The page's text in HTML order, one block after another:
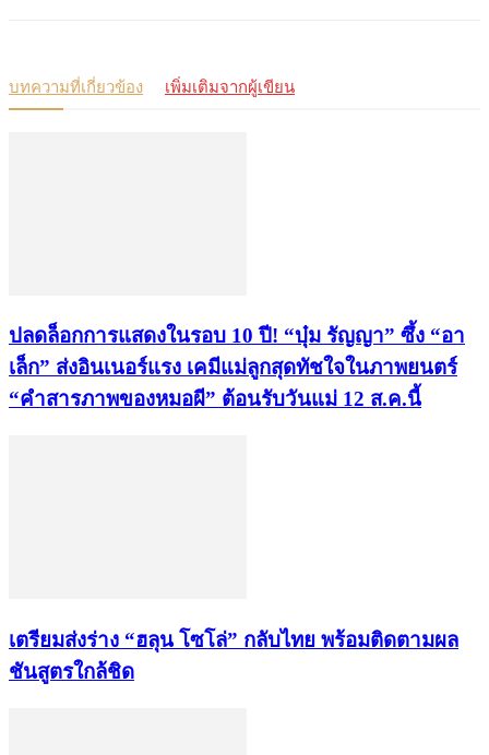
บทความที่เกี่ยวข้อง เพิ่มเติมจากผู้เขียน
ปลดล็อกการแสดงในรอบ 10 ปี! “บุ๋ม รัญญา” ซึ้ง “อา
เล็ก” ส่งอินเนอร์แรง เคมีแม่ลูกสุดทัชใจในภาพยนตร์
“คำสารภาพของหมอผี” ต้อนรับวันแม่ 12 ส.ค.นี้
เตรียมส่งร่าง “ฮลุน โซโล่” กลับไทย พร้อมติดตามผล
ชันสูตรใกล้ชิด